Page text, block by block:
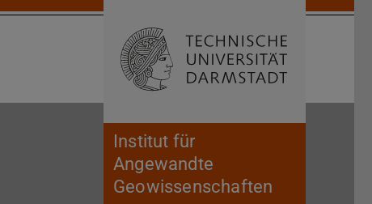
Institut für
Angewandte
Geowissenschaften
Suche öffnen